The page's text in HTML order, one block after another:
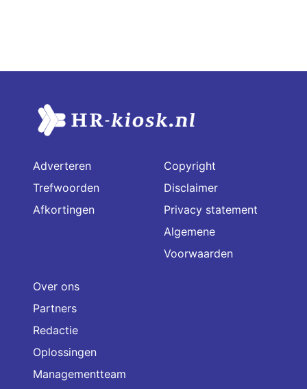
Adverteren
Trefwoorden
Afkortingen
Copyright
Disclaimer
Privacy statement
Algemene
Voorwaarden
Over ons
Partners
Redactie
Oplossingen
Managementteam